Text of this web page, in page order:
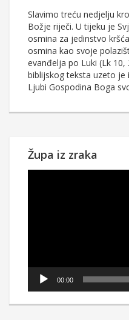
Slavimo treću nedjelju
Božje riječi. U tijeku je
osmina za jedinstvo
osmina kao svoje
evanđelja po Luki (Lk
biblijskog teksta uzeto je
Ljubi Gospodina Boga
Župa iz zraka
00:00